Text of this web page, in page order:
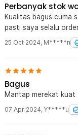
Perbanyak stok
Kualitas bagus cuma
pasti saya selalu
25 Oct 2024, M*****n
Bagus
Mantap merekat kuat
07 Apr 2024, Y*****u